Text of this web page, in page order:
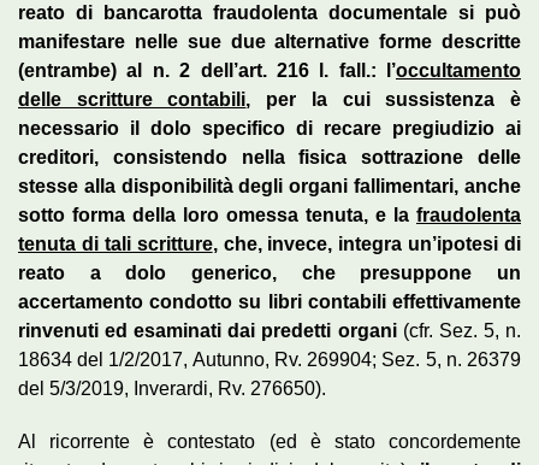
reato di bancarotta fraudolenta documentale si può
manifestare nelle sue due alternative forme descritte
(entrambe) al n. 2 dell’art. 216 l. fall.: l’occultamento
delle scritture contabili, per la cui sussistenza è
necessario il dolo specifico di recare pregiudizio ai
creditori, consistendo nella fisica sottrazione delle
stesse alla disponibilità degli organi fallimentari, anche
sotto forma della loro omessa tenuta, e la fraudolenta
tenuta di tali scritture, che, invece, integra un’ipotesi di
reato a dolo generico, che presuppone un
accertamento condotto su libri contabili effettivamente
rinvenuti ed esaminati dai predetti organi(cfr. Sez. 5, n.
18634 del 1/2/2017, Autunno, Rv. 269904; Sez. 5, n. 26379
del 5/3/2019, Inverardi, Rv. 276650).
Al ricorrente è contestato (ed è stato concordemente